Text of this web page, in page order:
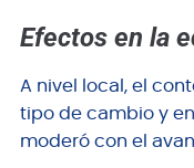
Efectos en la
A nivel local, el
tipo de cambio y
moderó con el